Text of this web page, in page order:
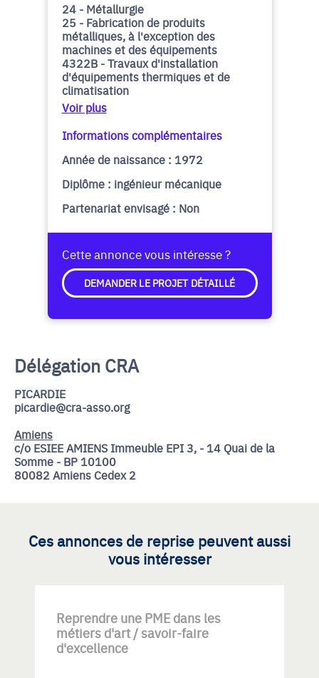
24 - Métallurgie
25 - Fabrication de produits
métalliques, à l'exception des
machines et des équipements
4322B - Travaux d'installation
d'équipements thermiques et de
climatisation
Voir plus
Informations complémentaires
Année de naissance : 1972
Diplôme : ingénieur mécanique
Partenariat envisagé : Non
Cette annonce vous intéresse ?
DEMANDER LE PROJET DÉTAILLÉ
Délégation CRA
PICARDIE
picardie@cra-asso.org
Amiens
c/o ESIEE AMIENS Immeuble EPI 3, - 14 Quai de la
Somme - BP 10100
80082 Amiens Cedex 2
Ces annonces de reprise peuvent aussi
vous intéresser
Reprendre une PME dans les
métiers d'art / savoir-faire
d'excellence